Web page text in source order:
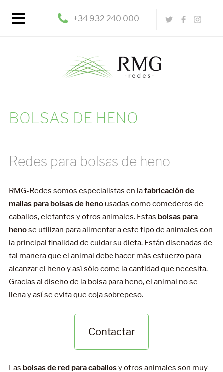
+34 932 240 000
BOLSAS DE HENO
Redes para bolsas de heno
RMG-Redes somos especialistas en lafabricación de
mallas para bolsas de henousadas como comederos de
caballos, elefantes y otros animales. Estas bolsas para
henose utilizan para alimentar a este tipo de animales con
la principal finalidad de cuidar su dieta. Están diseñadas de
tal manera que el animal debe hacer más esfuerzo para
alcanzar el heno y así sólo come la cantidad que necesita.
Gracias al diseño de la bolsa para heno, el animal no se
llena y así se evita que coja sobrepeso.
Contactar
Las bolsas de red para caballosy otros animales son muy